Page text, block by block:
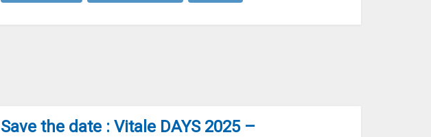
Save the date : Vitale DAYS 2025 –